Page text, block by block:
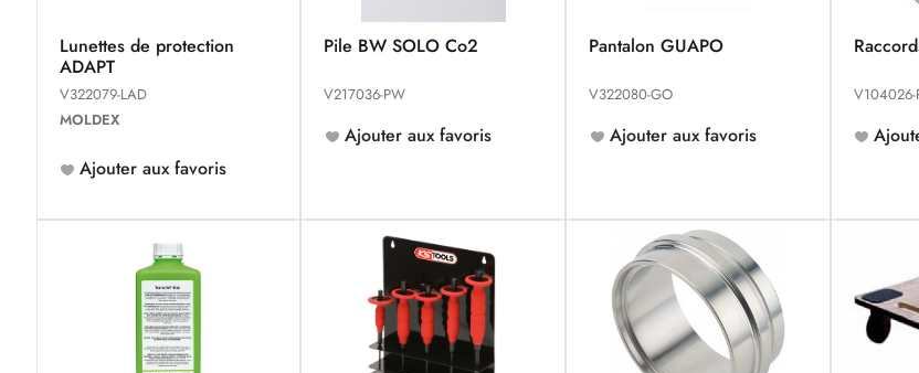
Lunettes de protection
ADAPT
V322079-LAD
MOLDEX
Ajouter aux favoris
Pile BW SOLO Co2
V217036-PW
Ajouter aux favoris
Pantalon GUAPO
V322080-GO
Ajouter aux favoris
V104026-